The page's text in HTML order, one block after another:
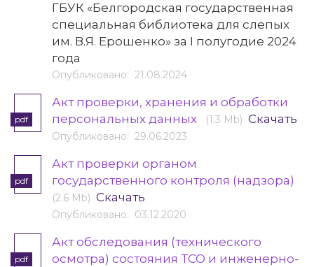
ГБУК «Белгородская государственная
специальная библиотека для слепых
им. В.Я. Ерошенко» за I полугодие 2024
года
Опубликовано: 21.08.2024
pdf
Акт проверки, хранения и обработки
персональных данных
(1.3 Mb) Скачать
Опубликовано: 29.06.2023
pdf
Акт проверки органом
государственного контроля (надзора)
(2.6 Mb) Скачать
Опубликовано: 03.12.2020
pdf
Акт обследования (технического
осмотра) состояния ТСО и инженерно-